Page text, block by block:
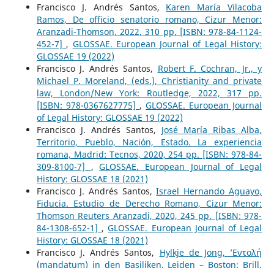
Francisco J. Andrés Santos, Karen María Vilacoba
Ramos, De officio senatorio romano, Cizur Menor:
Aranzadi-Thomson, 2022, 310 pp. [ISBN: 978-84-1124-
452-7] , GLOSSAE. European Journal of Legal History:
GLOSSAE 19 (2022)
Francisco J. Andrés Santos, Robert F. Cochran, Jr., y
Michael P. Moreland, (eds.), Christianity and private
law, London/New York: Routledge, 2022, 317 pp.
[ISBN: 978-0367627775] ,GLOSSAE. European Journal
of Legal History: GLOSSAE 19 (2022)
Francisco J. Andrés Santos, José María Ribas Alba,
Territorio, Pueblo, Nación, Estado. La experiencia
romana, Madrid: Tecnos, 2020, 254 pp. [ISBN: 978-84-
309-8100-7] ,GLOSSAE. European Journal of Legal
History: GLOSSAE 18 (2021)
Francisco J. Andrés Santos,Israel Hernando Aguayo,
Fiducia. Estudio de Derecho Romano, Cizur Menor:
Thomson Reuters Aranzadi, 2020, 245 pp. [ISBN: 978-
84-1308-652-1] ,GLOSSAE. European Journal of Legal
History: GLOSSAE 18 (2021)
Francisco J. Andrés Santos, Hylkje de Jong, ’Εντολή
(mandatum) in den Basiliken, Leiden – Boston: Brill,